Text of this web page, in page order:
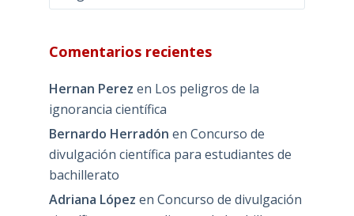
Comentarios recientes
Hernan Perez en Los peligros de la
ignorancia científica
Bernardo Herradón en Concurso de
divulgación científica para estudiantes de
bachillerato
Adriana López en Concurso de divulgación